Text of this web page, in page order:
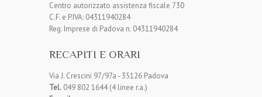
Centro autorizzato assistenza fiscale 730
C.F. e P.IVA: 04311940284
Reg. Imprese di Padova n. 04311940284
RECAPITI E ORARI
Via J. Crescini 97/97a - 35126 Padova
Tel. 049 802 1644 (4 linee r.a.)